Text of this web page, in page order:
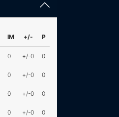
IM +/- P
0 +/-0 0
0 +/-0 0
0 +/-0 0
0 +/-0 0